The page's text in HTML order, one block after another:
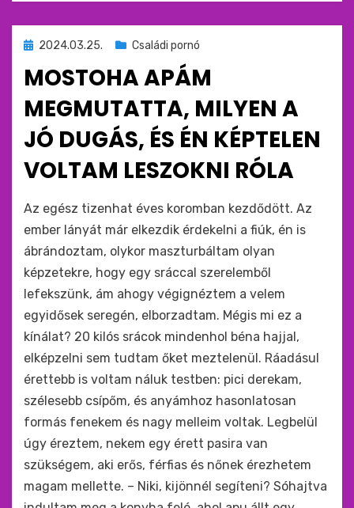
Beküldve
2024.03.25. Családi pornó
MOSTOHA APÁM
MEGMUTATTA, MILYEN A
JÓ DUGÁS, ÉS ÉN KÉPTELEN
VOLTAM LESZOKNI RÓLA
monkey
Az egész tizenhat éves koromban kezdődött. Az
ember lányát már elkezdik érdekelni a fiúk, én is
ábrándoztam, olykor maszturbáltam olyan
képzetekre, hogy egy sráccal szerelemből
lefekszünk, ám ahogy végignéztem a velem
egyidősek seregén, elborzadtam. Mégis mi ez a
kínálat? 20 kilós srácok mindenhol béna hajjal,
elképzelni sem tudtam őket meztelenül. Ráadásul
érettebb is voltam náluk testben: pici derekam,
szélesebb csípőm, és anyámhoz hasonlatosan
formás fenekem és nagy melleim voltak. Legbelül
úgy éreztem, nekem egy érett pasira van
szükségem, aki erős, férfias és nőnek érezhetem
magam mellette. – Niki, kijönnél segíteni? Sóhajtva